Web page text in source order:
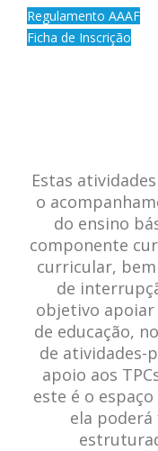
Regulamento AAAF
Ficha de Inscrição
Estas
o
do ensino
componente
curricular,
de
objetivo apoiar
de educação,
de atividades-
apoio aos
este é o
ela